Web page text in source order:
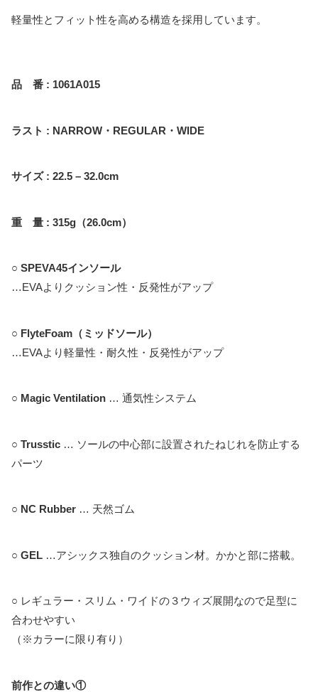
軽量性とフィット性を高める構造を採用しています。
品 番 : 1061A015
ラスト : NARROW・REGULAR・WIDE
サイズ : 22.5 – 32.0cm
重 量 : 315g（26.0cm）
○ SPEVA45インソール
…EVAよりクッション性・反発性がアップ
○ FlyteFoam（ミッドソール）
…EVAより軽量性・耐久性・反発性がアップ
○ Magic Ventilation … 通気性システム
○ Trusstic … ソールの中心部に設置されたねじれを防止する
パーツ
○ NC Rubber … 天然ゴム
○ GEL …アシックス独自のクッション材。かかと部に搭載。
○ レギュラー・スリム・ワイドの３ウィズ展開なので足型に
合わせやすい
（※カラーに限り有り）
前作との違い①